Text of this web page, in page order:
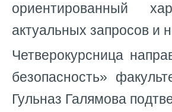
ориентированный
актуальных запросов и
Четверокурсница
безопасность»
Гульназ Галямова